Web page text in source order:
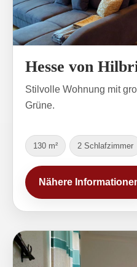
Hesse von
Stilvolle Wohnung mit
Grüne.
130 m² 2 Schlafzimmer
Nähere